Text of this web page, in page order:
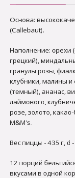
Основа:
(Сallebaut).
Наполнение: орехи
грецкий),
гранулы розы,
клубники, малины
(темный), ананас,
лаймового,
розе, золото,
M&M's.
Вес пиццы - 435 г, d
12 порций
вкусами в одной